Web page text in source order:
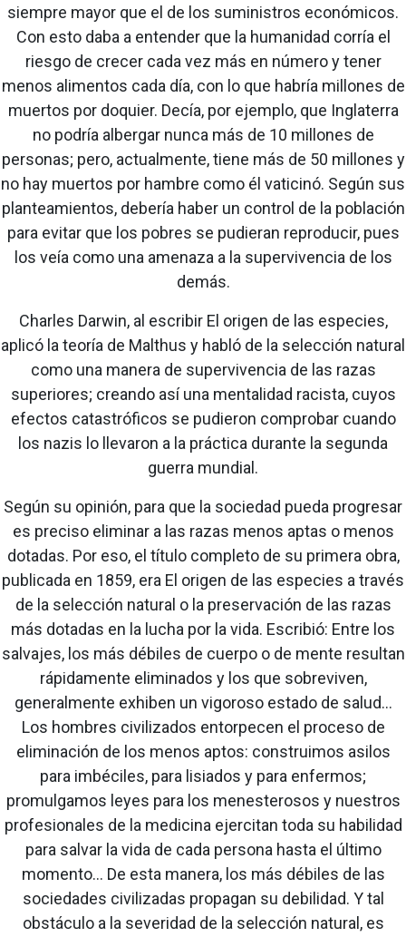
siempre mayor que el de los suministros económicos.
Con esto daba a entender que la humanidad corría el
riesgo de crecer cada vez más en número y tener
menos alimentos cada día, con lo que habría millones de
muertos por doquier. Decía, por ejemplo, que Inglaterra
no podría albergar nunca más de 10 millones de
personas; pero, actualmente, tiene más de 50 millones y
no hay muertos por hambre como él vaticinó. Según sus
planteamientos, debería haber un control de la población
para evitar que los pobres se pudieran reproducir, pues
los veía como una amenaza a la supervivencia de los
demás.
Charles Darwin, al escribir El origen de las especies,
aplicó la teoría de Malthus y habló de la selección natural
como una manera de supervivencia de las razas
superiores; creando así una mentalidad racista, cuyos
efectos catastróficos se pudieron comprobar cuando
los nazis lo llevaron a la práctica durante la segunda
guerra mundial.
Según su opinión, para que la sociedad pueda progresar
es preciso eliminar a las razas menos aptas o menos
dotadas. Por eso, el título completo de su primera obra,
publicada en 1859, era El origen de las especies a través
de la selección natural o la preservación de las razas
más dotadas en la lucha por la vida. Escribió: Entre los
salvajes, los más débiles de cuerpo o de mente resultan
rápidamente eliminados y los que sobreviven,
generalmente exhiben un vigoroso estado de salud…
Los hombres civilizados entorpecen el proceso de
eliminación de los menos aptos: construimos asilos
para imbéciles, para lisiados y para enfermos;
promulgamos leyes para los menesterosos y nuestros
profesionales de la medicina ejercitan toda su habilidad
para salvar la vida de cada persona hasta el último
momento... De esta manera, los más débiles de las
sociedades civilizadas propagan su debilidad. Y tal
obstáculo a la severidad de la selección natural, es